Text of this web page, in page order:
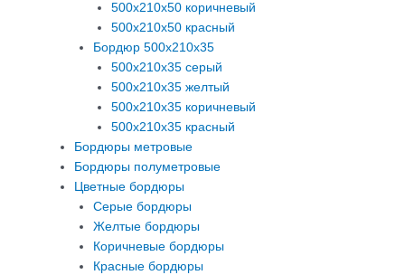
500х210х50 коричневый
500х210х50 красный
Бордюр 500х210х35
500х210х35 серый
500х210х35 желтый
500х210х35 коричневый
500х210х35 красный
Бордюры метровые
Бордюры полуметровые
Цветные бордюры
Серые бордюры
Желтые бордюры
Коричневые бордюры
Красные бордюры